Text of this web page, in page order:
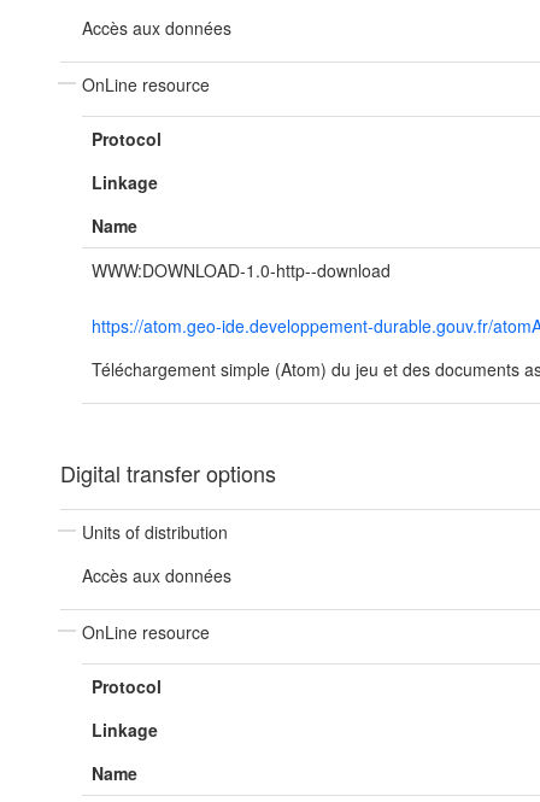
Accès aux données
OnLine resource
Protocol
Linkage
Name
WWW:DOWNLOAD-1.0-http--download
https://atom.geo-ide.developpement-durable.gouv.fr/
Téléchargement simple (Atom) du jeu et des documents
Digital transfer options
Units of distribution
Accès aux données
OnLine resource
Protocol
Linkage
Name